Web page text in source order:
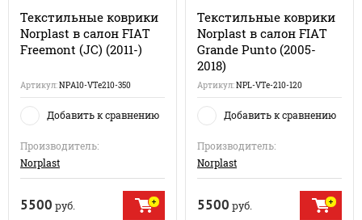
Текстильные коврики
Norplast в салон FIAT
Freemont (JC) (2011-)
Артикул:NPA10-VTe210-350
Добавить к сравнению
Производитель:
Norplast
5500 руб.
Текстильные коврики
Norplast в салон FIAT
Grande Punto (2005-
2018)
Артикул:NPL-VTe-210-120
Добавить к сравнению
Производитель:
Norplast
5500 руб.